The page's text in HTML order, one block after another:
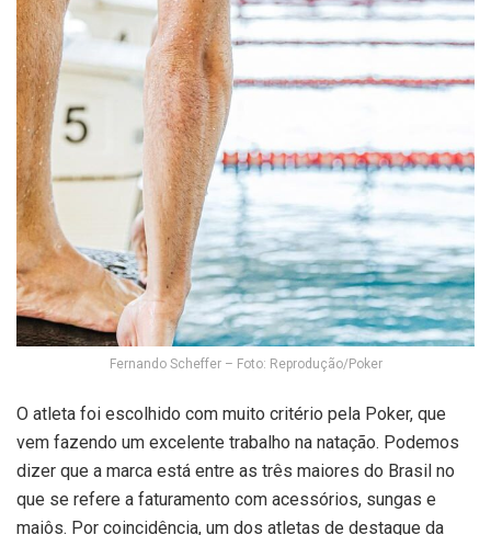
Fernando Scheffer – Foto: Reprodução/Poker
O atleta foi escolhido com muito critério pela Poker, que
vem fazendo um excelente trabalho na natação. Podemos
dizer que a marca está entre as três maiores do Brasil no
que se refere a faturamento com acessórios, sungas e
maiôs. Por coincidência, um dos atletas de destaque da